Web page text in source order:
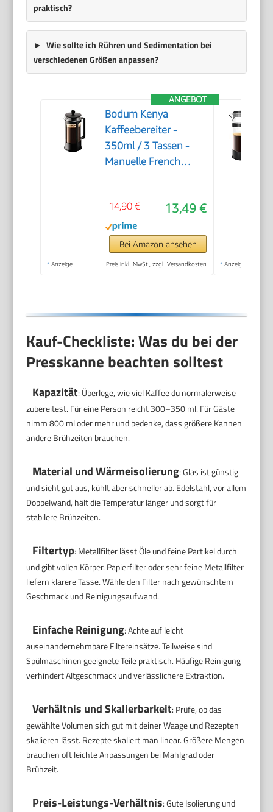
praktisch?
Wie sollte ich Rühren und Sedimentation bei
verschiedenen Größen anpassen?
ANGEBOT
Bodum Kenya
Kaffeebereiter -
350ml / 3 Tassen -
Manuelle French
Edelstahl -
Spülmaschinenfest -
Made in Portugal
13,49 €
14,90 €
Bei Amazon ansehen
* Anzeige Preis inkl. MwSt., zzgl. Versandkosten * Anzeige
Kauf-Checkliste: Was du bei der
Presskanne beachten solltest
Kapazität: Überlege, wie viel Kaffee du normalerweise
zubereitest. Für eine Person reicht 300–350 ml. Für Gäste
nimm 800 ml oder mehr und bedenke, dass größere Kannen
andere Brühzeiten brauchen.
Material und Wärmeisolierung: Glas ist günstig
und sieht gut aus, kühlt aber schneller ab. Edelstahl, vor allem
Doppelwand, hält die Temperatur länger und sorgt für
stabilere Brühzeiten.
Filtertyp: Metallfilter lässt Öle und feine Partikel durch
und gibt vollen Körper. Papierfilter oder sehr feine Metallfilter
liefern klarere Tasse. Wähle den Filter nach gewünschtem
Geschmack und Reinigungsaufwand.
Einfache Reinigung: Achte auf leicht
auseinandernehmbare Filtereinsätze. Teilweise sind
Spülmaschinen geeignete Teile praktisch. Häufige Reinigung
verhindert Altgeschmack und verlässlichere Extraktion.
Verhältnis und Skalierbarkeit: Prüfe, ob das
gewählte Volumen sich gut mit deiner Waage und Rezepten
skalieren lässt. Rezepte skaliert man linear. Größere Mengen
brauchen oft leichte Anpassungen bei Mahlgrad oder
Brühzeit.
Preis-Leistungs-Verhältnis: Gute Isolierung und